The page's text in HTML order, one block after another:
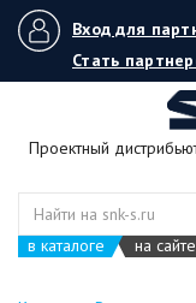
Вход для
Стать
Проектный
в каталоге на сайте